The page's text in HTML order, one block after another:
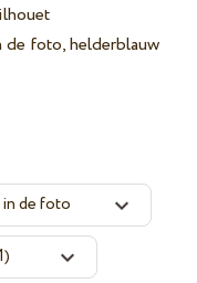
de foto, helderblauw